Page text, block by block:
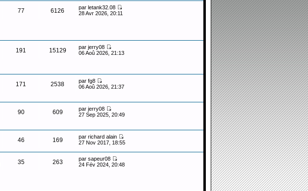
77 6126 par letank32.08
28 Avr 2026, 20:11
191 15129 par jerry08
06 Aoû 2026, 21:13
171 2538 par fg8
06 Aoû 2026, 21:37
90 609 par jerry08
27 Sep 2025, 20:49
46 169 par richard alain
27 Nov 2017, 18:55
35 263 par sapeur08
24 Fév 2024, 20:48